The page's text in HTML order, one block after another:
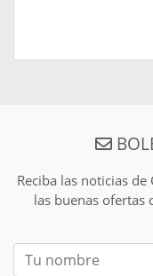
Reciba las noticias
las buenas ofertas
Nom